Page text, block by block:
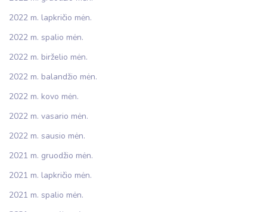
2022 m. lapkričio mėn.
2022 m. spalio mėn.
2022 m. birželio mėn.
2022 m. balandžio mėn.
2022 m. kovo mėn.
2022 m. vasario mėn.
2022 m. sausio mėn.
2021 m. gruodžio mėn.
2021 m. lapkričio mėn.
2021 m. spalio mėn.